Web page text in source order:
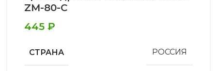
ZM-80-C
445 ₽
СТРАНА РОССИЯ